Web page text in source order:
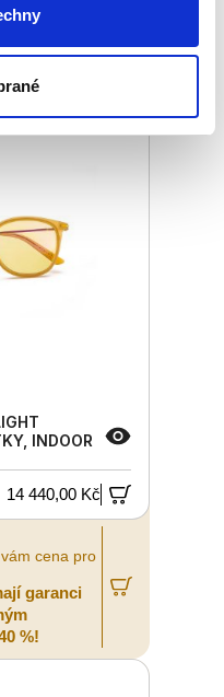
garanci
%!
INDOOR
14 440,00 Kč
cena pro
garanci
%!